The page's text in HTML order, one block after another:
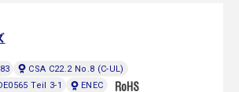
CSA C22.2 No.8 (C-UL)
Teil 3-1
ENEC